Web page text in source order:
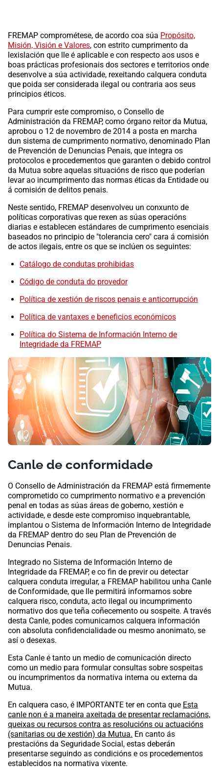
FREMAP comprométese, de acordo coa súa Propósito,
Misión, Visión e Valores, con estrito cumprimento da
lexislación que lle é aplicable e con respecto aos usos e
boas prácticas profesionais dos sectores e territorios onde
desenvolve a súa actividade, rexeitando calquera conduta
que poida ser considerada ilegal ou contraria aos seus
principios éticos.
Para cumprir este compromiso, o Consello de
Administración da FREMAP, como órgano reitor da Mutua,
aprobou o 12 de novembro de 2014 a posta en marcha
dun sistema de cumprimento normativo, denominado Plan
de Prevención de Denuncias Penais, que integra os
protocolos e procedementos que garanten o debido control
da Mutua sobre aquelas situacións de risco que poderían
levar ao incumprimento das normas éticas da Entidade ou
á comisión de delitos penais.
Neste sentido, FREMAP desenvolveu un conxunto de
políticas corporativas que rexen as súas operacións
diarias e establecen estándares de cumprimento esenciais
baseados no principio de "tolerancia cero" cara á comisión
de actos ilegais, entre os que se inclúen os seguintes:
Catálogo de condutas prohibidas
Código de conduta do provedor
Política de xestión de riscos penais e anticorrupción
Política de vantaxes e beneficios económicos
Política do Sistema de Información Interno de
Integridade da FREMAP
Canle de conformidade
O Consello de Administración da FREMAP está firmemente
comprometido co cumprimento normativo e a prevención
penal en todas as súas áreas de goberno, xestión e
actividade, e desde este compromiso inquebrantable,
implantou o Sistema de Información Interno de Integridade
da FREMAP dentro do seu Plan de Prevención de
Denuncias Penais.
Integrado no Sistema de Información Interno de
Integridade da FREMAP, e co fin de previr ou detectar
calquera conduta irregular, a FREMAP habilitou unha Canle
de Conformidade, que lle permitirá informarnos sobre
calquera risco, conduta, acto ilegal ou incumprimento
normativo dos que teña coñecemento ou sospeite. A través
desta Canle, podes comunicarnos calquera información
con absoluta confidencialidade ou mesmo anonimato, se
así o desexas.
Esta Canle é tanto un medio de comunicación directo
como un medio para formular consultas sobre sospeitas
ou incumprimentos da normativa interna ou externa da
Mutua.
En calquera caso, é IMPORTANTE ter en conta que Esta
canle non é a maneira axeitada de presentar reclamacións,
queixas ou recursos contra as resolucións ou actuacións
(sanitarias ou de xestión) da Mutua. En canto ás
prestacións da Seguridade Social, estas deberán
presentarse seguindo as condicións e os procedementos
establecidos na normativa vixente.